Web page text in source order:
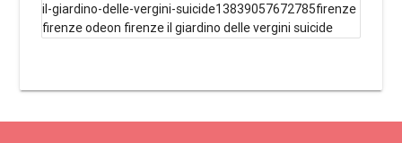
il-giardino-delle-vergini-suicide13839057672785firenze
firenze odeon firenze il giardino delle vergini suicide